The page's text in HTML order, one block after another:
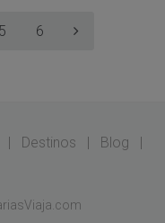
5 6
Destinos Blog